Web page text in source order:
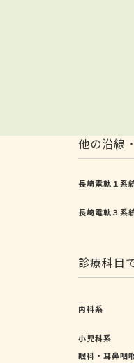
他の沿線
長崎電軌１系
長崎電軌３系
診療科目
内科系
小児科系
眼科・耳鼻咽